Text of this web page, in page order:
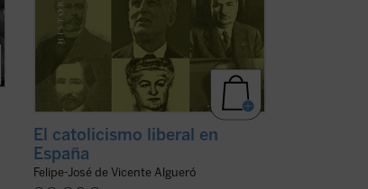
El catolicismo liberal en
España
Felipe-José de Vicente Algueró